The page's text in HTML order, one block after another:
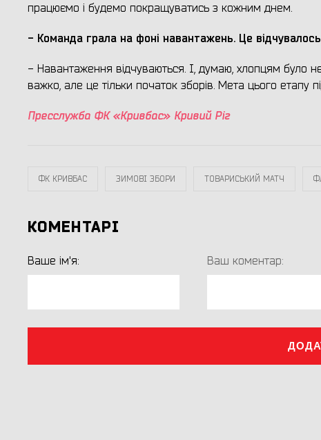
працюємо і будемо покращуватись з кожним днем.
- Команда грала на фоні навантажень. Це відчувалось
- Навантаження відчуваються. І, думаю, хлопцям було
важко, але це тільки початок зборів. Мета цього етапу
Пресслужба ФК «Кривбас» Кривий Ріг
ФК КРИВБАС ЗИМОВІ ЗБОРИ ТОВАРИСЬКИЙ МАТЧ
КОМЕНТАРІ
Ваше ім'я: Ваш коментар: